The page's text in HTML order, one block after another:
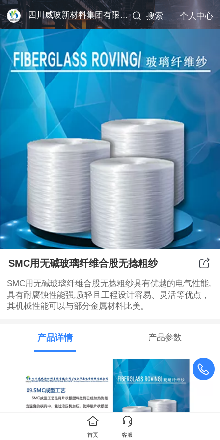
四川威玻新材料集团有限公司 搜索 个人中心
SMC用无碱玻璃纤维合股无捻粗纱
SMC用无碱玻璃纤维合股无捻粗纱具有优越的电气性能,
具有耐腐蚀性能强,质轻且工程设计容易、灵活等优点，
其机械性能可以与部分金属材料比美。
产品详情 产品参数
首页 客服